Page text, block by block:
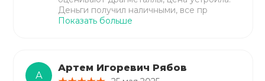
Деньги получил наличными, все пр
Показать больше
А
Артем Игоревич Рябов